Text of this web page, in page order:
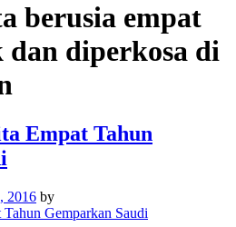
berusia empat
diperkosa di
Empat Tahun
2016 by